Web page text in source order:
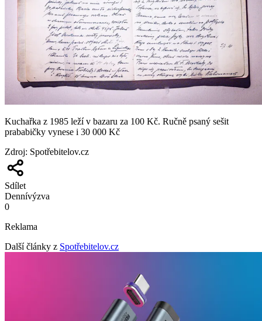
Kuchařka z 1985 leží v bazaru za 100 Kč. Ručně psaný sešit
prababičky vynese i 30 000 Kč
Zdroj: Spotřebitelov.cz
Sdílet
Dennívýzva
0
Reklama
Další články z Spotřebitelov.cz